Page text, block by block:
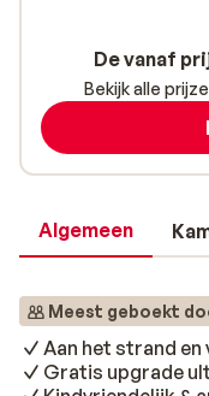
Algemeen
Meest geboekt
Aan het strand
Gratis upgrade
De vanaf
Bekijk alle